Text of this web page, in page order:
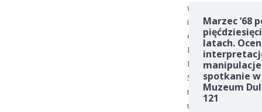
w
i
e
M
K
S
r
u
Marzec ’68
latach.
spotkanie w
Muzeum
121